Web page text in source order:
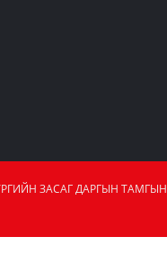
ЗАСАГ ДАРГЫН ТАМГЫН